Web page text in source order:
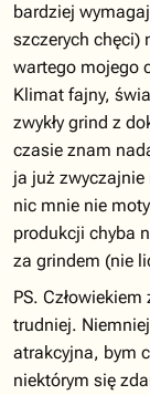
bardziej
szczerych chęci)
wartego mojego
Klimat fajny,
zwykły grind z
czasie znam
ja już
nic mnie nie
produkcji chyba
za grindem (nie
PS.
trudniej.
atrakcyjna, bym
niektórym się